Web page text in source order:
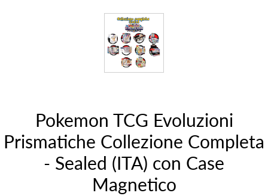
Pokemon TCG Evoluzioni
Prismatiche Collezione Completa
- Sealed (ITA) con Case
Magnetico